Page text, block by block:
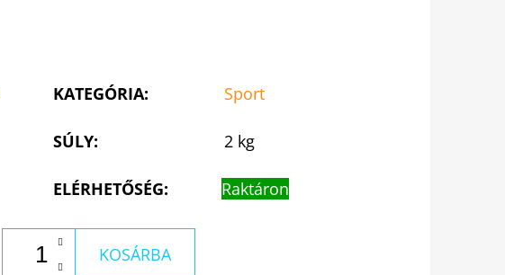
KATEGÓRIA: Sport
SÚLY: 2 kg
ELÉRHETŐSÉG: Raktáron
KOSÁRBA